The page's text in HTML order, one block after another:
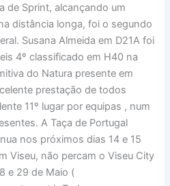
de Sprint, alcançando um
distância longa, foi o segundo
Susana Almeida em D21A foi
4º classificado em H40 na
do Natura presente em
prestação de todos
11º lugar por equipas , num
A Taça de Portugal
nos próximos dias 14 e 15
Viseu, não percam o Viseu City
e 29 de Maio (